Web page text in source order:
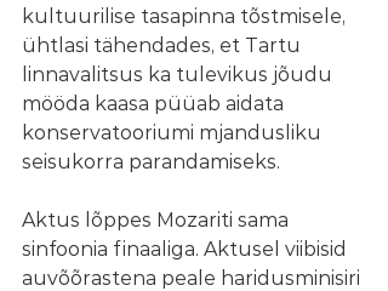
kultuurilise tasapinna tõstmisele,
ühtlasi tähendades, et Tartu
linnavalitsus ka tulevikus jõudu
mööda kaasa püüab aidata
konservatooriumi mjandusliku
seisukorra parandamiseks.
Aktus lõppes Mozariti sama
sinfoonia finaaliga. Aktusel viibisid
auvõõrastena peale haridusminisiri